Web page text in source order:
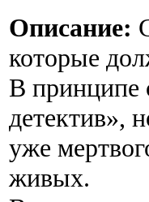
Описание:
которые
В принципе
детектив»,
уже
живых.